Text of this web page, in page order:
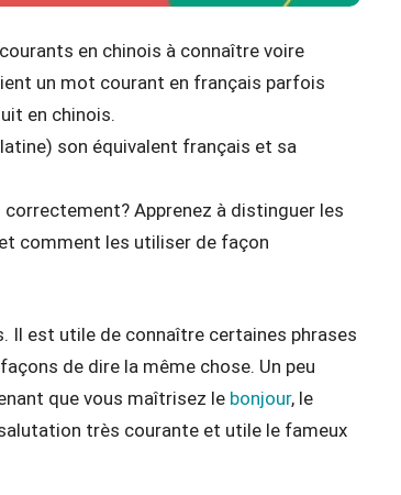
en chinois à connaître voire
un mot courant en français parfois
en chinois.
son équivalent français et sa
Apprenez à distinguer les
comment les utiliser de façon
est utile de connaître certaines phrases
de dire la même chose. Un peu
que vous maîtrisez le bonjour, le
très courante et utile le fameux